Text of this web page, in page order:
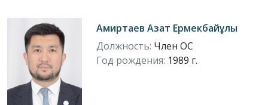
Амиртаев Азат Ермекбайұлы
Должность: Член ОС
Год рождения: 1989 г.